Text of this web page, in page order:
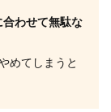
合わせて無駄な
めてしまうと